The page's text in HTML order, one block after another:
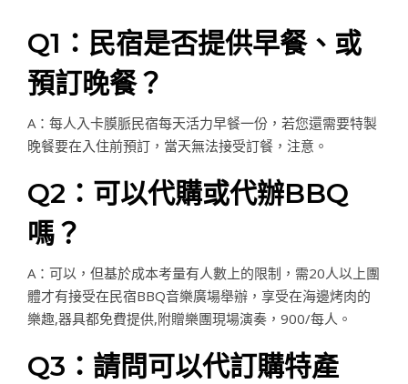
Q1：民宿是否提供早餐、或
預訂晚餐？
A：每人入卡膜脈民宿每天活力早餐一份，若您還需要特製
晚餐要在入住前預訂，當天無法接受訂餐，注意。
Q2：可以代購或代辦BBQ
嗎？
A：可以，但基於成本考量有人數上的限制，需20人以上團
體才有接受在民宿BBQ音樂廣場舉辦，享受在海邊烤肉的
樂趣,器具都免費提供,附贈樂團現場演奏，900/每人。
Q3：請問可以代訂購特產